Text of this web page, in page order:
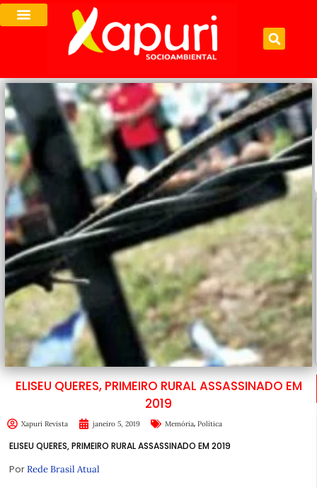
ELISEU QUERES, PRIMEIRO RURAL ASSASSINADO EM
2019
Xapuri Revista janeiro 5, 2019 Memória, Política
ELISEU QUERES, PRIMEIRO RURAL ASSASSINADO EM 2019
PorRede Brasil Atual